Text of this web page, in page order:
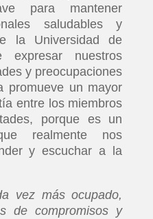
para mantener
saludables y
la Universidad de
expresar nuestros
y preocupaciones
promueve un mayor
entre los miembros
porque es un
realmente nos
y escuchar a la
vez más ocupado,
de compromisos y